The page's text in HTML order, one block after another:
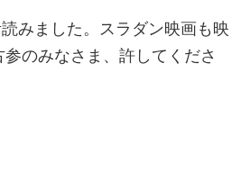
みました。スラダン映画も映
のみなさま、許してくださ